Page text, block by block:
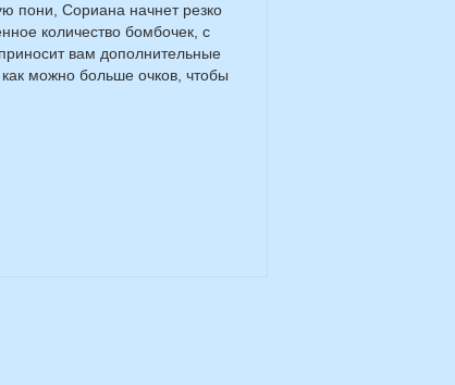
пони, Сориана начнет резко
количество бомбочек, с
вам дополнительные
можно больше очков, чтобы